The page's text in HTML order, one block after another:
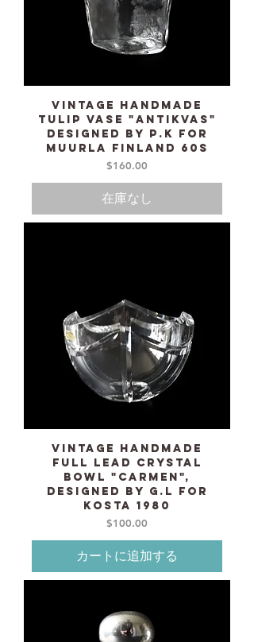
Vintage Handmade
Tulip Vase "Antikvas"
designed by P.K for
MUURLA Finland 60s
価格
$160.00
在庫なし
Vintage Handmade
Full lead Crystal
bowl "Carmen",
designed by G.L for
KOSTA 1980
価格
$100.00
カートに追加する